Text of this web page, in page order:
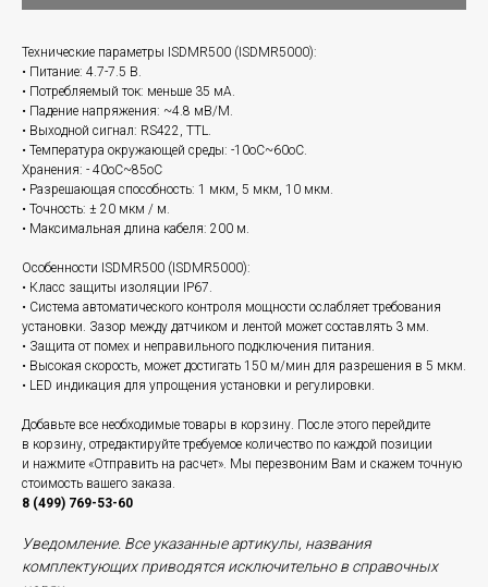
Технические параметры ISDMR500 (ISDMR5000):
• Питание: 4.7-7.5 В.
• Потребляемый ток: меньше 35 мА.
• Падение напряжения: ~4.8 мВ/М.
• Выходной сигнал: RS422, TTL.
• Температура окружающей среды: -10оC~60оC.
Хранения: - 40оC~85оC
• Разрешающая способность: 1 мкм, 5 мкм, 10 мкм.
• Точность: ± 20 мкм / м.
• Максимальная длина кабеля: 200 м.
Особенности ISDMR500 (ISDMR5000):
• Класс защиты изоляции IP67.
• Система автоматического контроля мощности ослабляет требования
установки. Зазор между датчиком и лентой может составлять 3 мм.
• Защита от помех и неправильного подключения питания.
• Высокая скорость, может достигать 150 м/мин для разрешения в 5 мкм.
• LED индикация для упрощения установки и регулировки.
Добавьте все необходимые товары в корзину. После этого перейдите
в корзину, отредактируйте требуемое количество по каждой позиции
и нажмите «Отправить на расчет». Мы перезвоним Вам и скажем точную
стоимость вашего заказа.
8 (499) 769-53-60
Уведомление. Все указанные артикулы, названия
комплектующих приводятся исключительно в справочных